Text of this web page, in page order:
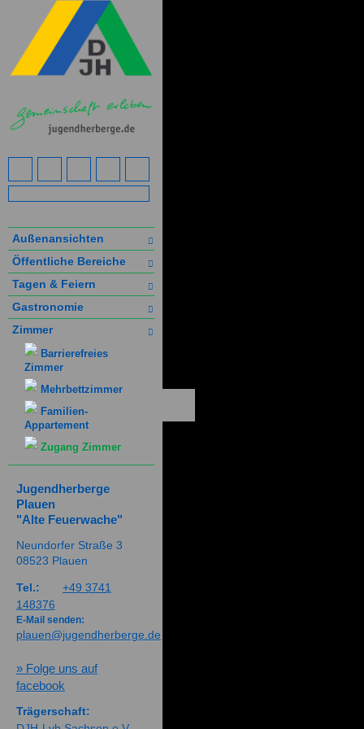
Außenansichten
Öffentliche Bereiche
Tagen & Feiern
Gastronomie
Zimmer
Barrierefreies
Zimmer
Mehrbettzimmer
Familien-
Appartement
Zugang Zimmer
Jugendherberge
Plauen
"Alte Feuerwache"
Neundorfer Straße 3
08523 Plauen
Tel.:
+49 3741
148376
E-Mail senden:
plauen@jugendherberge.de
» Folge uns auf
facebook
Trägerschaft: